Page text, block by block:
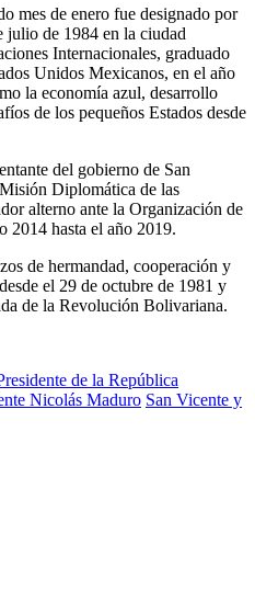
mes de enero fue designado por
julio de 1984 en la ciudad
Internacionales, graduado
Unidos Mexicanos, en el año
la economía azul, desarrollo
de los pequeños Estados desde
del gobierno de San
Diplomática de las
alterno ante la Organización de
2014 hasta el año 2019.
de hermandad, cooperación y
el 29 de octubre de 1981 y
de la Revolución Bolivariana.
de la República
Nicolás Maduro San Vicente y